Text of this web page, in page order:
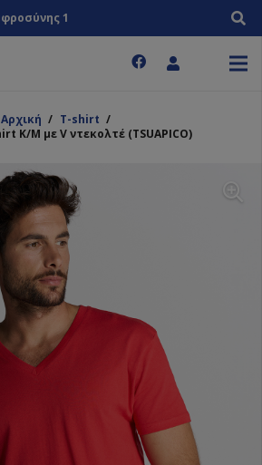
1
Αρχική / T-shirt /
Κ/Μ με V ντεκολτέ (TSUAPICO)